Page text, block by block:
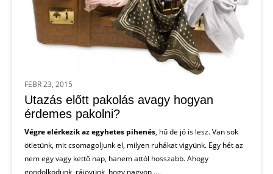
FEBR 23, 2015
Utazás előtt pakolás avagy hogyan
érdemes pakolni?
Végre elérkezik az egyhetes pihenés, hű de jó is lesz. Van sok
ötletünk, mit csomagoljunk el, milyen ruhákat vigyünk. Egy hét az
nem egy vagy kettő nap, hanem attól hosszabb. Ahogy